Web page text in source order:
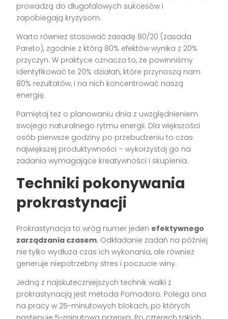
prowadzą do długofalowych sukcesów i
zapobiegają kryzysom.
Warto również stosować zasadę 80/20 (zasada
Pareto), zgodnie z którą 80% efektów wynika z 20%
przyczyn. W praktyce oznacza to, że powinniśmy
identyfikować te 20% działań, które przynoszą nam
80% rezultatów, i na nich koncentrować naszą
energię.
Pamiętaj też o planowaniu dnia z uwzględnieniem
swojego naturalnego rytmu energii. Dla większości
osób pierwsze godziny po przebudzeniu to czas
największej produktywności – wykorzystaj go na
zadania wymagające kreatywności i skupienia.
Techniki pokonywania
prokrastynacji
Prokrastynacja to wróg numer jeden efektywnego
zarządzania czasem. Odkładanie zadań na później
nie tylko wydłuża czas ich wykonania, ale również
generuje niepotrzebny stres i poczucie winy.
Jedną z najskuteczniejszych technik walki z
prokrastynacją jest metoda Pomodoro. Polega ona
na pracy w 25-minutowych blokach, po których